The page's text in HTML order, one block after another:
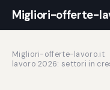
Migliori-offerte-
Migliori-offerte-lavoro.it
lavoro 2026: settori in